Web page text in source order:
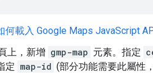
何載入 Google Maps JavaScript
上，新增 gmp-map 元素。指定
定 map-id (部分功能需要此屬性